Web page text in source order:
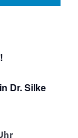
Dr. Silke